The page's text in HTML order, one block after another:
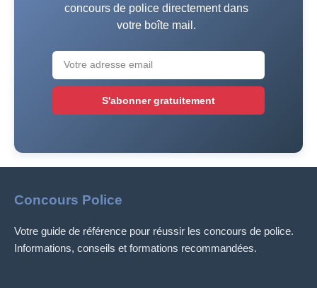
concours de police directement dans
votre boîte mail.
S'abonner gratuitement
Concours Police
Votre guide de référence pour réussir les concours de police.
Informations, conseils et formations recommandées.